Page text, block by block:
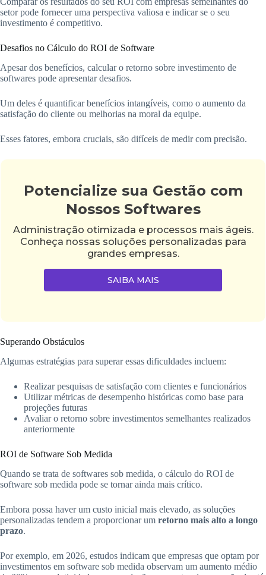
setor pode fornecer uma perspectiva valiosa e indicar se o seu
investimento é competitivo.
Desafios no Cálculo do ROI de Software
Apesar dos benefícios, calcular o retorno sobre investimento de
softwares pode apresentar desafios.
Um deles é quantificar benefícios intangíveis, como o aumento da
satisfação do cliente ou melhorias na moral da equipe.
Esses fatores, embora cruciais, são difíceis de medir com precisão.
Potencialize sua Gestão com
Nossos Softwares
Administração otimizada e processos mais ágeis.
Conheça nossas soluções personalizadas para
grandes empresas.
SAIBA MAIS
Superando Obstáculos
Algumas estratégias para superar essas dificuldades incluem:
Realizar pesquisas de satisfação com clientes e funcionários
Utilizar métricas de desempenho históricas como base para
projeções futuras
Avaliar o retorno sobre investimentos semelhantes realizados
anteriormente
ROI de Software Sob Medida
Quando se trata de softwares sob medida, o cálculo do ROI de
software sob medida pode se tornar ainda mais crítico.
Embora possa haver um custo inicial mais elevado, as soluções
personalizadas tendem a proporcionar um retorno mais alto a longo
prazo.
Por exemplo, em 2026, estudos indicam que empresas que optam por
investimentos em software sob medida observam um aumento médio